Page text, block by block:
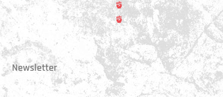
Standort
Hauptstrasse 31
3250 Lyss
Training
Kontakt
Newsletter
Erhalte 1x pro Quartal unsere News in dein Postfach. Darüber hinaus